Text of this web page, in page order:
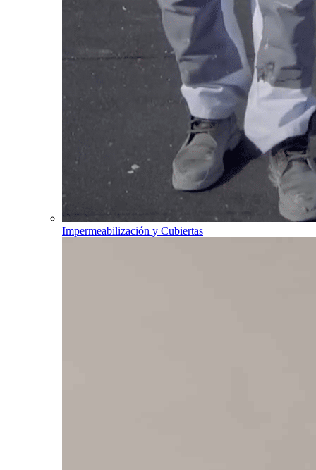
Impermeabilización y Cubiertas